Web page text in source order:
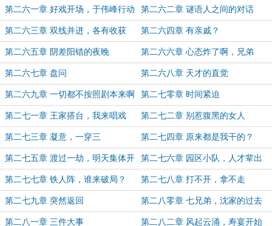
第二六一章 好戏开场，于伟峰行动 第二六二章 谜语人之间的对话
第二六三章 双线并进，各有收获 第二六四章 有亲戚？
第二六五章 阴差阳错的夜晚 第二六六章 心态炸了啊，兄弟
第二六七章 盘问 第二六八章 天才的直觉
第二六九章 一切都不按照剧本来啊 第二七零章 时间紧迫
第二七一章 王家搭台，我来唱戏 第二七二章 别惹腹黑的女人
第二七三章 凝意，一穿三 第二七四章 原来都是我干的？
第二七五章 渡过一劫，明天集体开
干
第二七六章 园区小队，人才辈出
第二七七章 铁人阵，谁来破局？ 第二七八章 打不开，拿不走
第二七九章 突然返回 第二八零章 七兄弟，沈家的过去
第二八一章 三件大事 第二八二章 风起云涌，寿宴开始